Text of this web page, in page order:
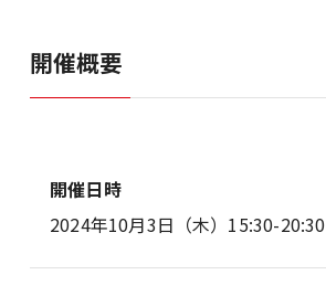
開催概要
開催日時
2024年10月3日（木）15:30-20:30